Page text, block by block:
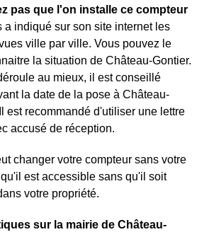
pas que l'on installe ce compteur
a indiqué sur son site internet les
ville par ville. Vous pouvez le
la situation de Château-Gontier.
au mieux, il est conseillé
la date de la pose à Château-
est recommandé d'utiliser une lettre
accusé de réception.
changer votre compteur sans votre
est accessible sans qu'il soit
votre propriété.
sur la mairie de Château-